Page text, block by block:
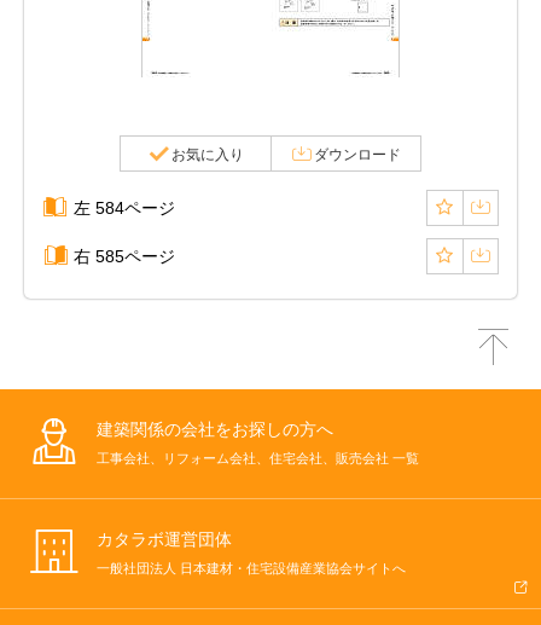
お気に入り ダウンロード
左 584ページ
右 585ページ
建築関係の会社をお探しの方へ
工事会社、リフォーム会社、住宅会社、販売会社 一覧
カタラボ運営団体
一般社団法人 日本建材・住宅設備産業協会サイトへ